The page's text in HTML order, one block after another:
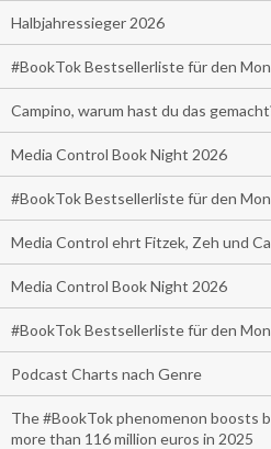
Halbjahressieger 2026
#BookTok Bestsellerliste für den
Campino, warum hast du das
Media Control Book Night 2026
#BookTok Bestsellerliste für den
Media Control ehrt Fitzek, Zeh und
Media Control Book Night 2026
#BookTok Bestsellerliste für den
Podcast Charts nach Genre
The #BookTok phenomenon boosts
more than 116 million euros in 2025